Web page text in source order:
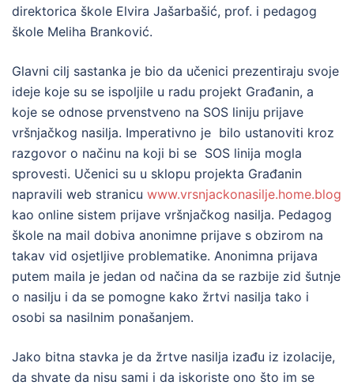
direktorica škole Elvira Jašarbašić, prof. i pedagog
škole Meliha Branković.
Glavni cilj sastanka je bio da učenici prezentiraju svoje
ideje koje su se ispoljile u radu projekt Građanin, a
koje se odnose prvenstveno na SOS liniju prijave
vršnjačkog nasilja. Imperativno je bilo ustanoviti kroz
razgovor o načinu na koji bi se SOS linija mogla
sprovesti. Učenici su u sklopu projekta Građanin
napravili web stranicu www.vrsnjackonasilje.home.blog
kao online sistem prijave vršnjačkog nasilja. Pedagog
škole na mail dobiva anonimne prijave s obzirom na
takav vid osjetljive problematike. Anonimna prijava
putem maila je jedan od načina da se razbije zid šutnje
o nasilju i da se pomogne kako žrtvi nasilja tako i
osobi sa nasilnim ponašanjem.
Jako bitna stavka je da žrtve nasilja izađu iz izolacije,
da shvate da nisu sami i da iskoriste ono što im se